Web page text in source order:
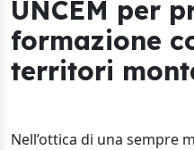
UNCEM per
formazione
territori
Nell’ottica di una sempre